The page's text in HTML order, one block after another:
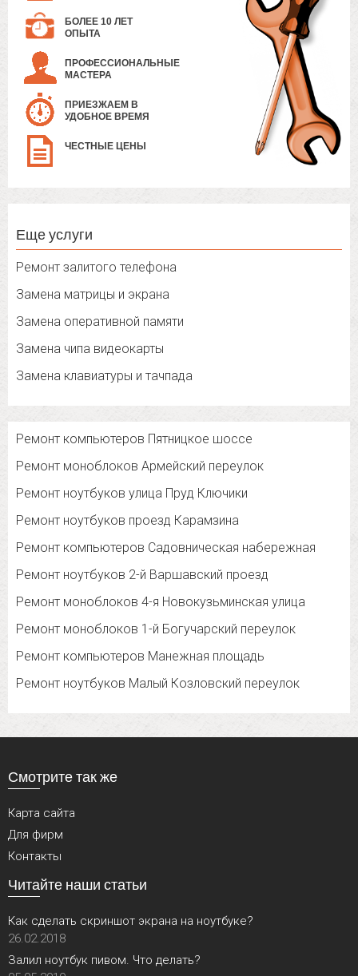
БОЛЕЕ 10 ЛЕТ
ОПЫТА
ПРОФЕССИОНАЛЬНЫЕ
МАСТЕРА
ПРИЕЗЖАЕМ В
УДОБНОЕ ВРЕМЯ
ЧЕСТНЫЕ ЦЕНЫ
Еще услуги
Ремонт залитого телефона
Замена матрицы и экрана
Замена оперативной памяти
Замена чипа видеокарты
Замена клавиатуры и тачпада
Ремонт компьютеров Пятницкое шоссе
Ремонт моноблоков Армейский переулок
Ремонт ноутбуков улица Пруд Ключики
Ремонт ноутбуков проезд Карамзина
Ремонт компьютеров Садовническая набережная
Ремонт ноутбуков 2-й Варшавский проезд
Ремонт моноблоков 4-я Новокузьминская улица
Ремонт моноблоков 1-й Богучарский переулок
Ремонт компьютеров Манежная площадь
Ремонт ноутбуков Малый Козловский переулок
Смотрите так же
Карта сайта
Для фирм
Контакты
Читайте наши статьи
Как сделать скриншот экрана на ноутбуке?
26.02.2018
Залил ноутбук пивом. Что делать?